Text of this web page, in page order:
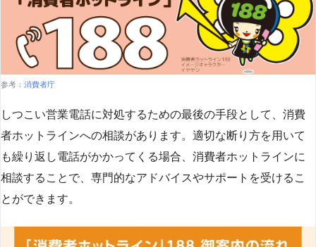
参考： 消費者庁
しつこい営業電話に対処するための最後の手段として、消費
者ホットラインへの相談があります。適切な断り方を用いて
も繰り返し電話がかかってくる場合、消費者ホットラインに
相談することで、専門的なアドバイスやサポートを受けるこ
とができます​​。